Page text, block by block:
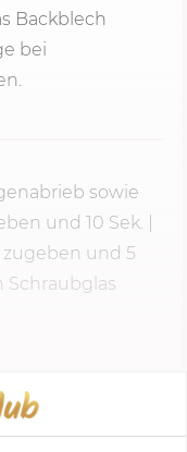
Backblech
bei
sowie
und 10 Sek.
zugeben und 5
Schraubglas